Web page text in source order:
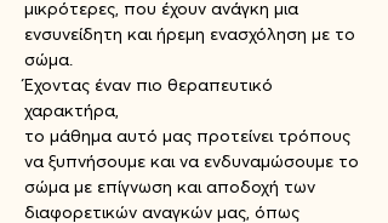
μικρότερες, που έχουν ανάγκη μια
ενσυνείδητη και ήρεμη ενασχόληση με το
σώμα.
Έχοντας έναν πιο θεραπευτικό
χαρακτήρα,
το μάθημα αυτό μας προτείνει τρόπους
να ξυπνήσουμε και να ενδυναμώσουμε το
σώμα με επίγνωση και αποδοχή των
διαφορετικών αναγκών μας, όπως